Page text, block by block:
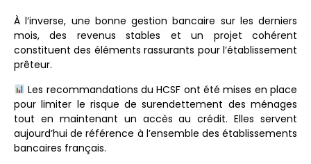
À l’inverse, une bonne gestion bancaire sur les derniers
mois, des revenus stables et un projet cohérent
constituent des éléments rassurants pour l’établissement
prêteur.
Les recommandations du HCSF ont été mises en place
pour limiter le risque de surendettement des ménages
tout en maintenant un accès au crédit. Elles servent
aujourd’hui de référence à l’ensemble des établissements
bancaires français.